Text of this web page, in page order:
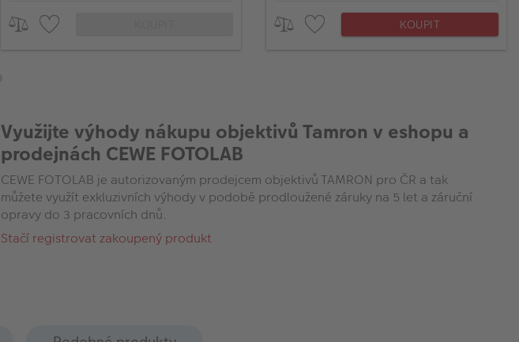
KOUPIT
Využijte výhody nákupu objektivů Tamron v eshopu a
prodejnách CEWE FOTOLAB
CEWE FOTOLAB je autorizovaným prodejcem objektivů TAMRON pro ČR a tak
můžete využít exkluzivních výhody v podobě prodloužené záruky na 5 let a záruční
opravy do 3 pracovních dnů.
Stačí registrovat zakoupený produkt